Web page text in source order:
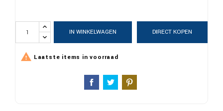
IN WINKELWAGEN DIRECT KOPEN
 Laatste items in voorraad